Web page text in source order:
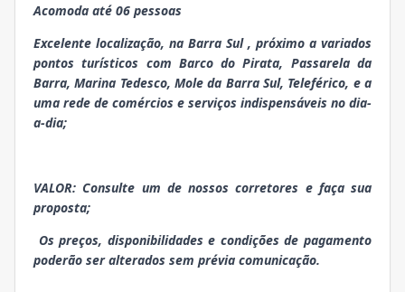
Acomoda até 06 pessoas
Excelente localização, na Barra Sul , próximo a variados
pontos turísticos com Barco do Pirata, Passarela da
Barra, Marina Tedesco, Mole da Barra Sul, Teleférico, e a
uma rede de comércios e serviços indispensáveis no dia-
a-dia;
VALOR: Consulte um de nossos corretores e faça sua
proposta;
Os preços, disponibilidades e condições de pagamento
poderão ser alterados sem prévia comunicação.